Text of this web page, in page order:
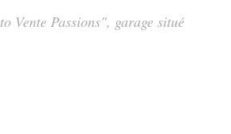
Vente Passions", garage situé